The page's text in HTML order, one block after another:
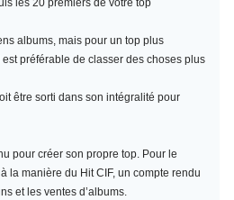
les 20 premiers de votre top
albums, mais pour un top plus
préférable de classer des choses plus
être sorti dans son intégralité pour
pour créer son propre top. Pour le
la manière du Hit CIF, un compte rendu
et les ventes d’albums.